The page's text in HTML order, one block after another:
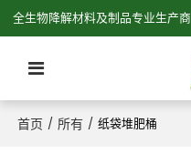
全生物降解材料及制品专业生产商
首页 / 所有 / 纸袋堆肥桶